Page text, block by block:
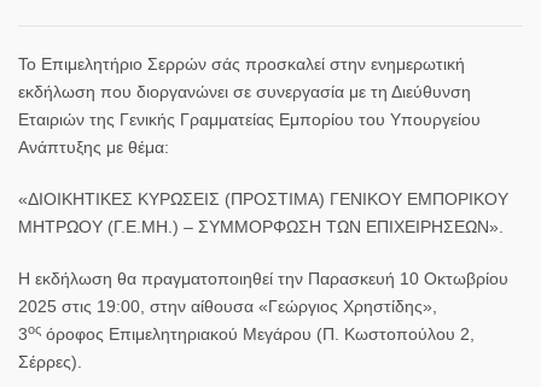
Το Επιμελητήριο Σερρών σάς προσκαλεί στην ενημερωτική
εκδήλωση που διοργανώνει σε συνεργασία με τη Διεύθυνση
Εταιριών της Γενικής Γραμματείας Εμπορίου του Υπουργείου
Ανάπτυξης με θέμα:
«ΔΙΟΙΚΗΤΙΚΕΣ ΚΥΡΩΣΕΙΣ (ΠΡΟΣΤΙΜΑ) ΓΕΝΙΚΟΥ ΕΜΠΟΡΙΚΟΥ
ΜΗΤΡΩΟΥ (Γ.Ε.ΜΗ.) – ΣΥΜΜΟΡΦΩΣΗ ΤΩΝ ΕΠΙΧΕΙΡΗΣΕΩΝ».
Η εκδήλωση θα πραγματοποιηθεί την Παρασκευή 10 Οκτωβρίου
2025 στις 19:00, στην αίθουσα «Γεώργιος Χρηστίδης»,
3ος όροφος Eπιμελητηριακού Mεγάρου (Π. Κωστοπούλου 2,
Σέρρες).